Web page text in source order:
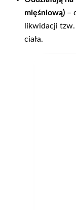
mięśniową) –
likwidacji
ciała.